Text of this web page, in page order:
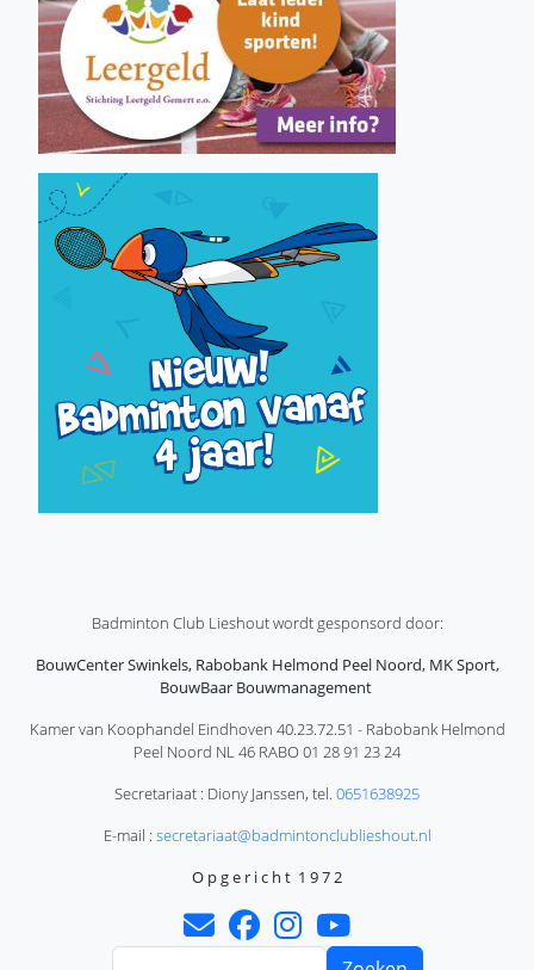
Badminton Club Lieshout wordt gesponsord door:
BouwCenter Swinkels, Rabobank Helmond Peel Noord, MK Sport,
BouwBaar Bouwmanagement
Kamer van Koophandel Eindhoven 40.23.72.51 - Rabobank Helmond
Peel Noord NL 46 RABO 01 28 91 23 24
Secretariaat : Diony Janssen, tel. 0651638925
E-mail : secretariaat@badmintonclublieshout.nl
O p g e r i c h t 1 9 7 2
Zoeken